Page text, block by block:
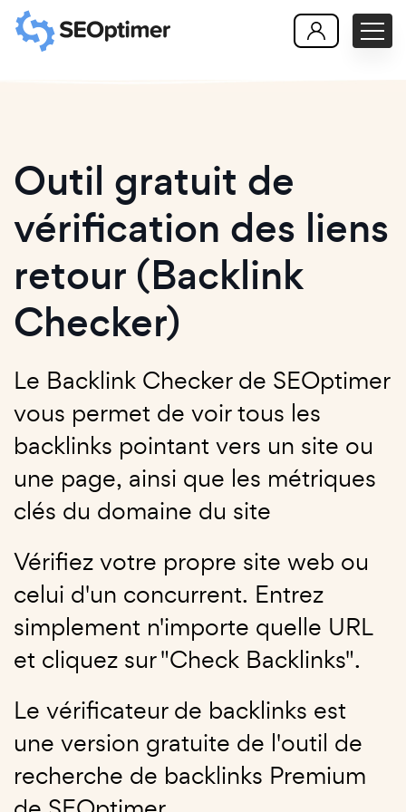
Outil gratuit de
vérification des liens
retour (Backlink
Checker)
Le Backlink Checker de SEOptimer
vous permet de voir tous les
backlinks pointant vers un site ou
une page, ainsi que les métriques
clés du domaine du site
Vérifiez votre propre site web ou
celui d'un concurrent. Entrez
simplement n'importe quelle URL
et cliquez sur "Check Backlinks".
Le vérificateur de backlinks est
une version gratuite de l'outil de
recherche de backlinks Premium